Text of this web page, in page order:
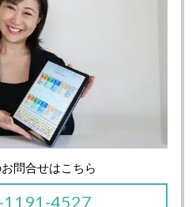
問合せはこちら
1191-4527